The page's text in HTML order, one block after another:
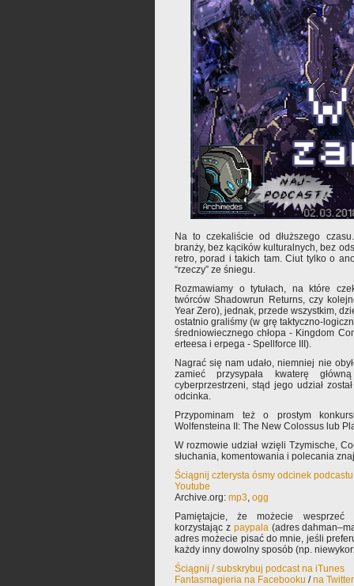
Na to czekaliście od dłuższego
branży, bez kącików kulturalnych, bez
retro, porad i takich tam. Ciut tylko o
“rzeczy” ze śniegu.
Rozmawiamy o tytułach, na które
twórców Shadowrun Returns, czy
Year Zero), jednak, przede wszystkim,
ostatnio graliśmy (w grę taktyczno-
średniowiecznego chłopa - Kingdom
erteesa i erpega - Spellforce III).
Nagrać się nam udało, niemniej nie
zamieć przysypała kwaterę
cyberprzestrzeni, stąd jego udział
odcinka.
Przypominam też o prostym
Wolfensteina II: The New Colossus lub
W rozmowie udział wzięli Tzymische,
słuchania, komentowania i polecania
Ściągnij czterysta ósmy odcinek podcastu
Youtube
Archive.org: mp3, ogg
Pamiętajcie, że możecie wesprzeć
korzystając z paypala(adres
adres możecie pisać do mnie, jeśli
każdy inny dowolny sposób (np.
Ściągnij / subskrybuj podcast na iTunes
Fantasmagieria na Facebooku /na